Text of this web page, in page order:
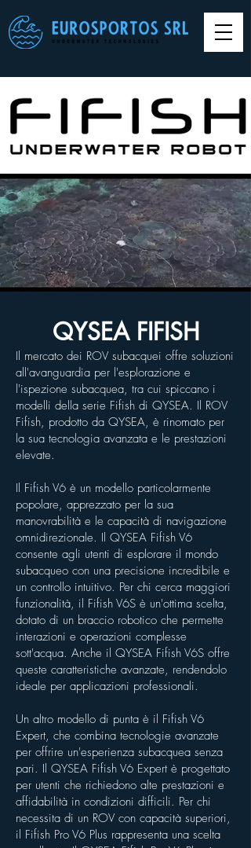
QYSEA FIFISH
Il mercato dei ROV subacquei offre soluzioni
all'avanguardia per l'esplorazione e
l'ispezione subacquea, tra cui spiccano i
modelli della serie Fifish di QYSEA. Il ROV
Fifish, prodotto da QYSEA, è rinomato per
la sua tecnologia avanzata e le prestazioni
elevate.
Il Fifish V6 è un modello particolarmente
popolare, apprezzato per la sua
manovrabilità e le capacità di navigazione
omnidirezionale. Il QYSEA Fifish V6
consente agli utenti di esplorare il mondo
subacqueo con una precisione incredibile e
un controllo intuitivo. Per chi cerca maggiori
funzionalità, il Fifish V6S è un'ottima scelta,
dotato di un braccio robotico che permette
interazioni e operazioni complesse
sott'acqua. Anche il QYSEA Fifish V6S offre
queste caratteristiche avanzate, rendendolo
ideale per applicazioni professionali.
Un altro modello di punta è il Fifish V6
Expert, che combina tecnologie avanzate
per offrire un'esperienza subacquea senza
pari. Il QYSEA Fifish V6 Expert è progettato
per utenti che richiedono alte prestazioni e
affidabilità in condizioni difficili. Per chi
necessita di un ROV con capacità superiori,
il Fifish Pro V6 Plus rappresenta una scelta